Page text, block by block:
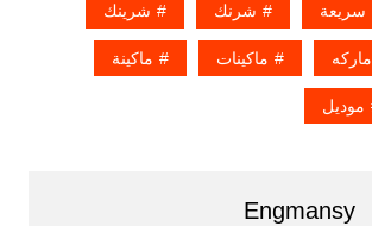
سريعة شرنك شرينك
ماركه ماكينات ماكينة
موديل
Engmansy